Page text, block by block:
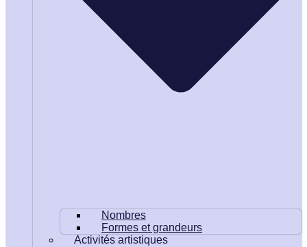
Nombres
Formes et grandeurs
Activités artistiques